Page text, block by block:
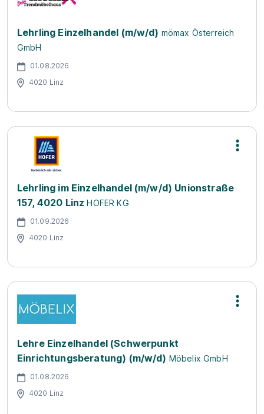
Lehrling Einzelhandel (m/w/d) mömax Österreich
GmbH
01.08.2026
4020 Linz
Lehrling im Einzelhandel (m/w/d) Unionstraße
157, 4020 Linz HOFER KG
01.09.2026
4020 Linz
Lehre Einzelhandel (Schwerpunkt
Einrichtungsberatung) (m/w/d) Möbelix GmbH
01.08.2026
4020 Linz